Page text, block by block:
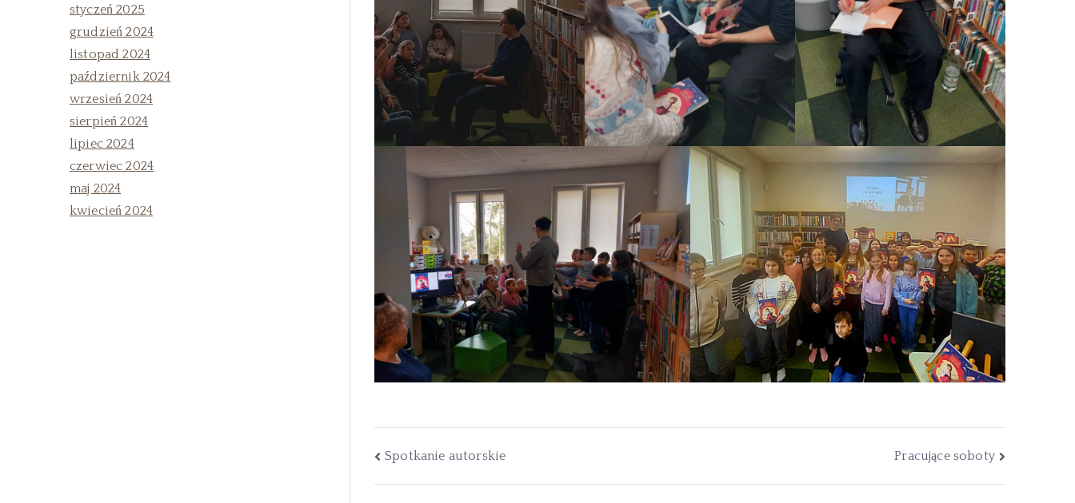
Spotkanie autorskie Pracujące soboty
styczeń 2025
grudzień 2024
listopad 2024
październik 2024
wrzesień 2024
sierpień 2024
lipiec 2024
czerwiec 2024
maj 2024
kwiecień 2024